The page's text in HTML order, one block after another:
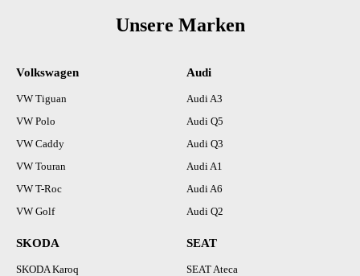
Unsere Marken
Volkswagen
VW Tiguan
VW Polo
VW Caddy
VW Touran
VW T-Roc
VW Golf
Audi
Audi A3
Audi Q5
Audi Q3
Audi A1
Audi A6
Audi Q2
SKODA
SKODA Karoq
SEAT
SEAT Ateca